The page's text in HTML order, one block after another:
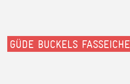
GÜDE BUCKELS FASSEICHE